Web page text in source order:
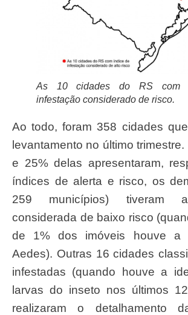
As 10 cidades do RS com
infestação considerado de risco.
Ao todo, foram 358 cidades que realizaram o
levantamento no último
e 25% delas apresentaram,
índices de alerta e risco, os
259 municípios) tiveram
considerada de baixo risco
de 1% dos imóveis houve a
Aedes). Outras 16 cidades
infestadas (quando houve a
larvas do inseto nos últimos
realizaram o detalhamento